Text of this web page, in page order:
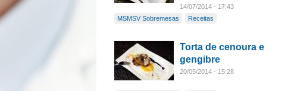
14/07/2014 - 17:43
MSMSV Sobremesas
Receitas
Torta de cenoura e
gengibre
20/05/2014 - 15:28